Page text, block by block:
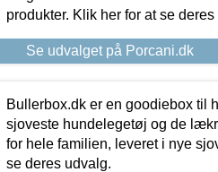
produkter. Klik her for at se deres
Se udvalget på Porcani.dk
Bullerbox.dk er en goodiebox til
sjoveste hundelegetøj og de
for hele familien, leveret i nye
se deres udvalg.